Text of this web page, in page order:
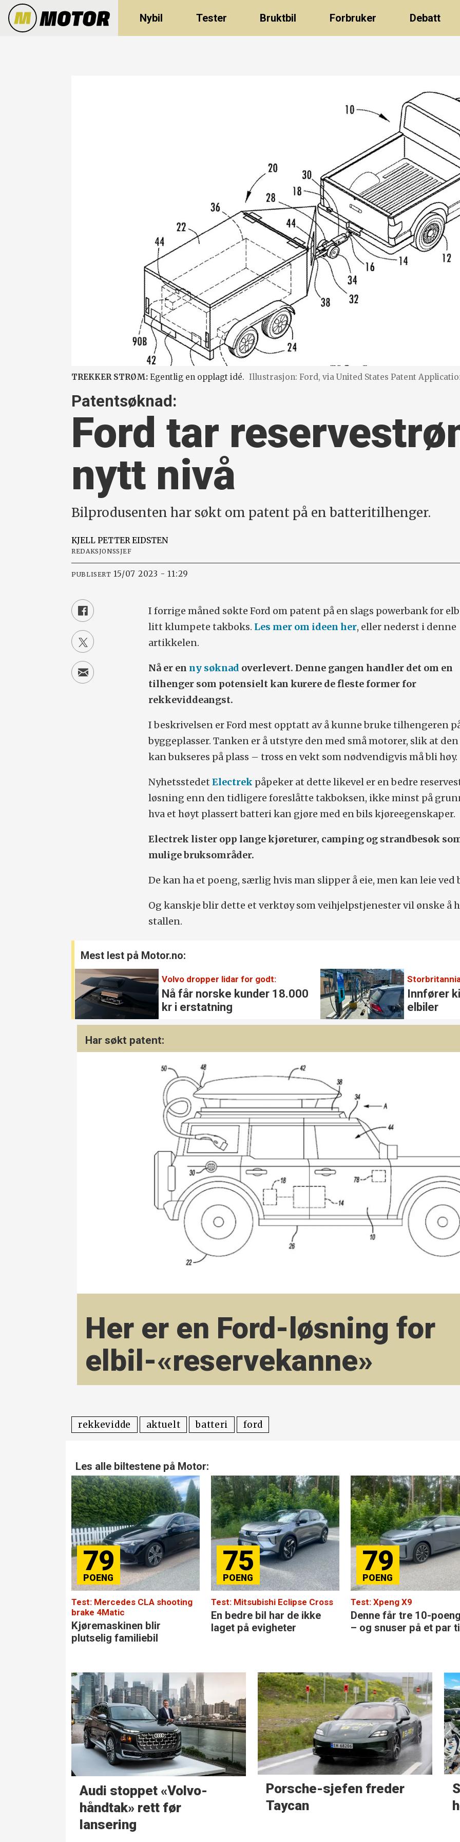
Nybil Tester Bruktbil Forbruker Debatt
TREKKER STRØM: Egentlig en opplagt idé. Illustrasjon: Ford, via United States Patent
Patentsøknad:
Ford tar
nytt nivå
Bilprodusenten har søkt om patent på en batteritilhenger.
KJELL PETTER EIDSTEN
REDAKSJONSSJEF
PUBLISERT 15/07 2023 - 11:29
I forrige måned søkte Ford om patent på en slags powerbank for
litt klumpete takboks. Les mer om ideen her, eller nederst i denne
artikkelen.
Nå er en ny søknad overlevert. Denne gangen handler det om en
tilhenger som potensielt kan kurere de fleste former for
rekkeviddeangst.
I beskrivelsen er Ford mest opptatt av å kunne bruke tilhengeren
byggeplasser. Tanken er å utstyre den med små motorer, slik at
kan bukseres på plass – tross en vekt som nødvendigvis må bli høy.
NyhetsstedetElectrek påpeker at dette likevel er en bedre
løsning enn den tidligere foreslåtte takboksen, ikke minst på
hva et høyt plassert batteri kan gjøre med en bils kjøreegenskaper.
Electrek lister opp lange kjøreturer, camping og strandbesøk
mulige bruksområder.
De kan ha et poeng, særlig hvis man slipper å eie, men kan leie ved
Og kanskje blir dette et verktøy som veihjelpstjenester vil ønske å
stallen.
Mest lest på Motor.no:
Volvo dropper lidar for godt:
Nå får norske kunder 18.000
kr i erstatning
Innfører
elbiler
Har søkt patent:
Her er en Ford-løsning for
elbil-«reservekanne»
rekkevidde aktuelt batteri ford
Les alle biltestene på Motor:
79
Test: Mercedes CLA shooting
brake 4Matic
Kjøremaskinen blir
plutselig familiebil
75
Test: Mitsubishi Eclipse Cross
En bedre bil har de ikke
laget på evigheter
79
Test: Xpeng X9
Denne får tre 10-
– og snuser på et par
Audi stoppet «Volvo-
håndtak» rett før
lansering
Porsche-sjefen freder
Taycan